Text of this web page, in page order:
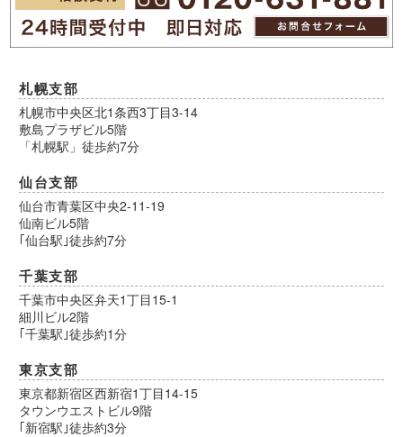
札幌支部
札幌市中央区北1条西3丁目3-14
敷島プラザビル5階
「札幌駅」徒歩約7分
仙台支部
仙台市青葉区中央2-11-19
仙南ビル5階
｢仙台駅｣徒歩約7分
千葉支部
千葉市中央区弁天1丁目15-1
細川ビル2階
｢千葉駅｣徒歩約1分
東京支部
東京都新宿区西新宿1丁目14-15
タウンウエストビル9階
｢新宿駅｣徒歩約3分